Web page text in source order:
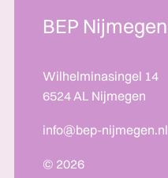
BEP Nijmegen
Wilhelminasingel 14
6524 AL Nijmegen
info@bep-nijmegen.nl
© 2026